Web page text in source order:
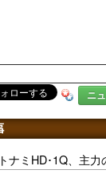
ニ
トナミHD･1Q、主